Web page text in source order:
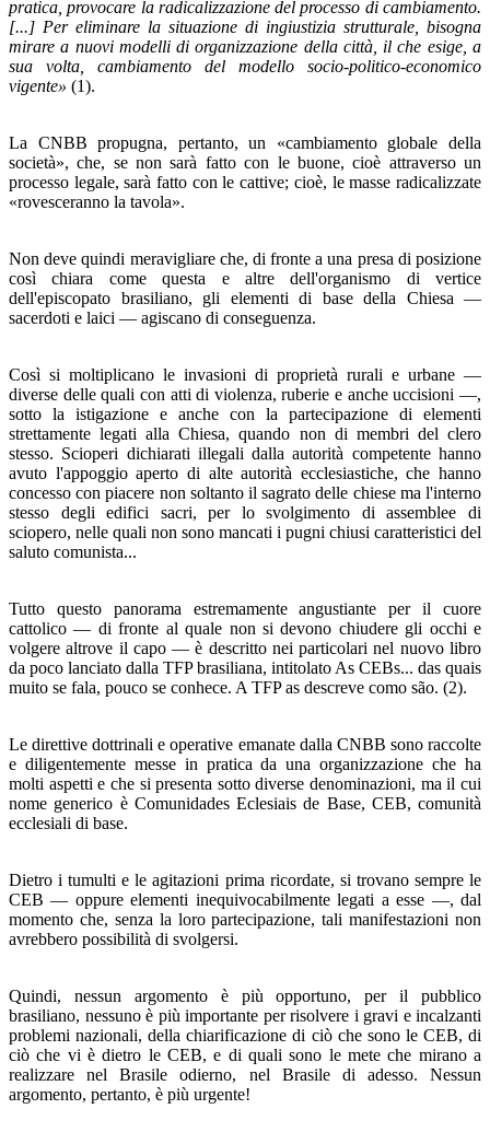
pratica, provocare la radicalizzazione del processo di cambiamento.
[...] Per eliminare la situazione di ingiustizia strutturale, bisogna
mirare a nuovi modelli di orga­nizzazione della città, il che esige, a
sua volta, cambiamento del modello socio-politico-economico
vigente» (1).
La CNBB propugna, pertanto, un «cambiamento globale della
società», che, se non sarà fatto con le buone, cioè attra­verso un
processo legale, sarà fatto con le cattive; cioè, le masse radicalizzate
«rovesceranno la tavola».
Non deve quindi meravigliare che, di fronte a una presa di posizione
così chiara come questa e altre dell'organismo di vertice
dell'episcopato brasiliano, gli elementi di base del­la Chiesa —
sacerdoti e laici — agiscano di conseguenza.
Così si moltiplicano le invasioni di proprietà rurali e ur­bane —
diverse delle quali con atti di violenza, ruberie e anche uccisioni —,
sotto la istigazione e anche con la parte­cipazione di elementi
strettamente legati alla Chiesa, quan­do non di membri del clero
stesso. Scioperi dichiarati illegali dalla autorità competente hanno
avuto l'appoggio aperto di alte autorità ecclesiastiche, che hanno
concesso con piacere non soltanto il sagrato delle chiese ma l'interno
stesso degli edifici sacri, per lo svolgimento di assemblee di
sciopero, nelle quali non sono mancati i pugni chiusi caratteristici del
saluto comunista...
Tutto questo panorama estremamente angustiante per il cuore
cattolico — di fronte al quale non si devono chiudere gli occhi e
volgere altrove il capo — è descritto nei particola­ri nel nuovo libro
da poco lanciato dalla TFP brasiliana, intitolato As CEBs... das quais
muito se fala, pouco se conhe­ce. A TFP as descreve como são. (2).
Le direttive dottrinali e operative emanate dalla CNBB sono raccolte
e diligentemente messe in pratica da una orga­nizzazione che ha
molti aspetti e che si presenta sotto diver­se denominazioni, ma il cui
nome generico è Comunidades Eclesiais de Base, CEB, comunità
ecclesiali di base.
Dietro i tumulti e le agitazioni prima ricordate, si trovano sempre le
CEB — oppure elementi inequivocabilmente le­gati a esse —, dal
momento che, senza la loro partecipazio­ne, tali manifestazioni non
avrebbero possibilità di svolger­si.
Quindi, nessun argomento è più opportuno, per il pubbli­co
brasiliano, nessuno è più importante per risolvere i gravi e incalzanti
problemi nazionali, della chiarificazione di ciò che sono le CEB, di
ciò che vi è dietro le CEB, e di quali sono le mete che mirano a
realizzare nel Brasile odierno, nel Brasile di adesso. Nessun
argomento, pertanto, è più urgen­te!